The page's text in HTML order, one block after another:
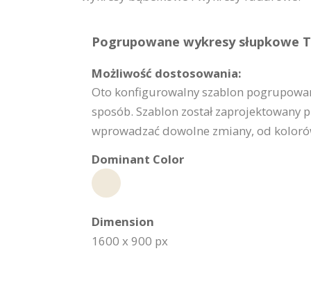
Pogrupowane wykresy słupkowe
Możliwość dostosowania:
Oto konfigurowalny szablon
sposób. Szablon został zaprojektowany
wprowadzać dowolne zmiany, od
Dominant Color
Dimension
1600 x 900 px